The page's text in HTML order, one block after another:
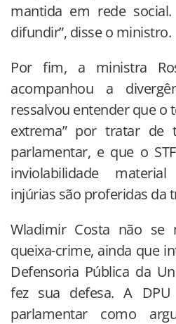
mantida em rede
difundir”, disse o ministro.
Por fim, a ministra
acompanhou a
ressalvou entender que o
extrema” por tratar de
parlamentar, e que o
inviolabilidade
injúrias são proferidas da
Wladimir Costa não se
queixa-crime, ainda que
Defensoria Pública da
fez sua defesa. A
parlamentar como